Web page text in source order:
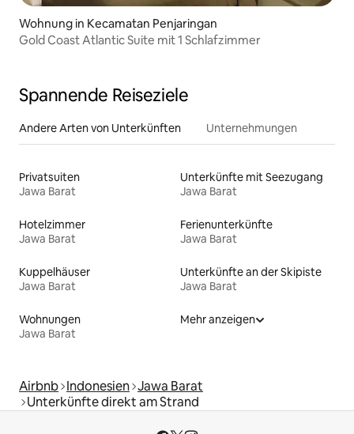
Wohnung in Kecamatan Penjaringan
Gold Coast Atlantic Suite mit 1 Schlafzimmer
Spannende Reiseziele
Andere Arten von Unterkünften Unternehmungen
Privatsuiten
Jawa Barat
Unterkünfte mit Seezugang
Jawa Barat
Hotelzimmer
Jawa Barat
Ferienunterkünfte
Jawa Barat
Kuppelhäuser
Jawa Barat
Unterkünfte an der Skipiste
Jawa Barat
Wohnungen
Jawa Barat
Mehr anzeigen
Airbnb Indonesien Jawa Barat
Unterkünfte direkt am Strand